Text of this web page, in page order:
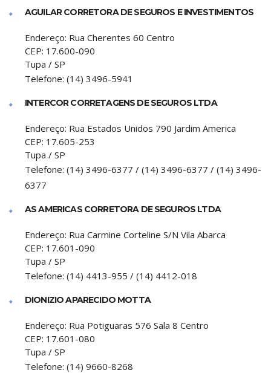
AGUILAR CORRETORA DE SEGUROS E INVESTIMENTOS
Endereço: Rua Cherentes 60 Centro
CEP: 17.600-090
Tupa / SP
Telefone: (14) 3496-5941
INTERCOR CORRETAGENS DE SEGUROS LTDA
Endereço: Rua Estados Unidos 790 Jardim America
CEP: 17.605-253
Tupa / SP
Telefone: (14) 3496-6377 / (14) 3496-6377 / (14) 3496-
6377
AS AMERICAS CORRETORA DE SEGUROS LTDA
Endereço: Rua Carmine Corteline S/N Vila Abarca
CEP: 17.601-090
Tupa / SP
Telefone: (14) 4413-955 / (14) 4412-018
DIONIZIO APARECIDO MOTTA
Endereço: Rua Potiguaras 576 Sala 8 Centro
CEP: 17.601-080
Tupa / SP
Telefone: (14) 9660-8268